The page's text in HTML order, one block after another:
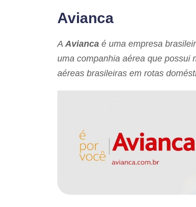
Avianca
A Avianca é uma empresa
uma companhia aérea que possui
aéreas brasileiras em rotas